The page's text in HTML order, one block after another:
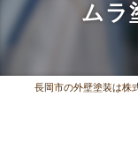
ムラ